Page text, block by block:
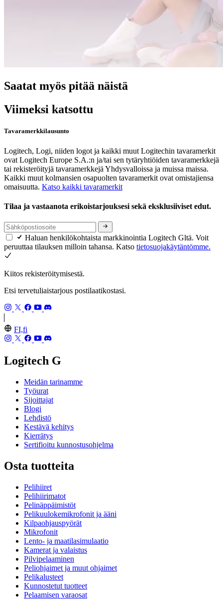
Saatat myös pitää näistä
Viimeksi katsottu
Tavaramerkkilausunto
Logitech, Logi, niiden logot ja kaikki muut Logitechin tavaramerkit
ovat Logitech Europe S.A.:n ja/tai sen tytäryhtiöiden tavaramerkkejä
tai rekisteröityjä tavaramerkkejä Yhdysvalloissa ja muissa maissa.
Kaikki muut kolmansien osapuolten tavaramerkit ovat omistajiensa
omaisuutta. Katso kaikki tavaramerkit
Tilaa ja vastaanota erikoistarjouksesi sekä eksklusiiviset edut.
Haluan henkilökohtaista markkinointia Logitech Gltä. Voit
peruuttaa tilauksen milloin tahansa. Katso tietosuojakäytäntömme.
Kiitos rekisteröitymisestä.
Etsi tervetuliaistarjous postilaatikostasi.
FI,fi
Logitech G
Meidän tarinamme
Työurat
Sijoittajat
Blogi
Lehdistö
Kestävä kehitys
Kierrätys
Sertifioitu kunnostusohjelma
Osta tuotteita
Pelihiiret
Pelihiirimatot
Pelinäppäimistöt
Pelikuulokemikrofonit ja ääni
Kilpaohjauspyörät
Mikrofonit
Lento- ja maatilasimulaatio
Kamerat ja valaistus
Pilvipelaaminen
Peliohjaimet ja muut ohjaimet
Pelikalusteet
Kunnostetut tuotteet
Pelaamisen varaosat